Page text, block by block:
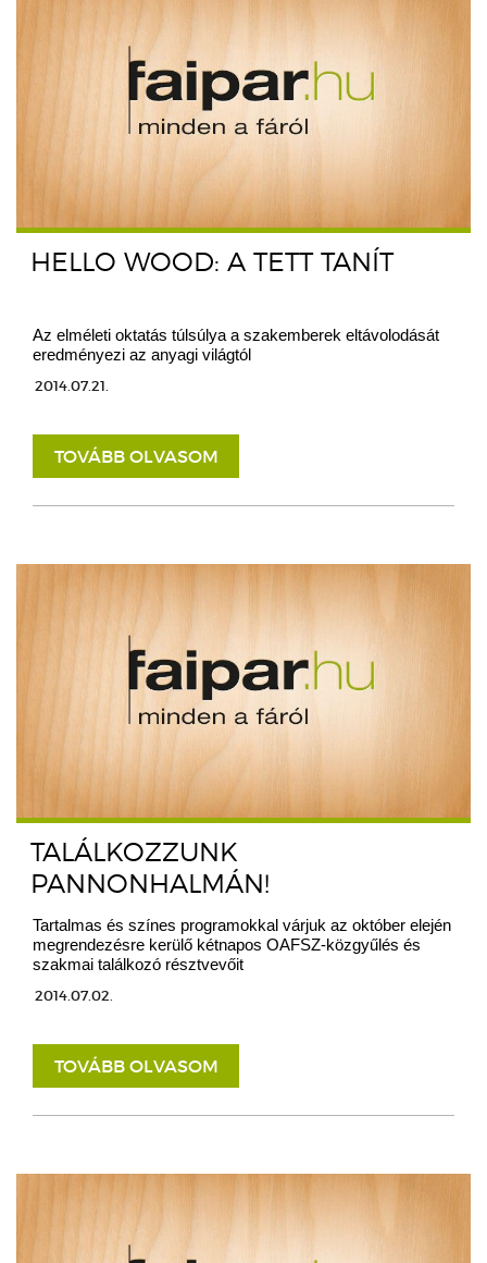
HELLO WOOD: A TETT TANÍT
Az elméleti oktatás túlsúlya a szakemberek eltávolodását
eredményezi az anyagi világtól
2014.07.21.
TOVÁBB OLVASOM
TALÁLKOZZUNK
PANNONHALMÁN!
Tartalmas és színes programokkal várjuk az október elején
megrendezésre kerülő kétnapos OAFSZ-közgyűlés és
szakmai találkozó résztvevőit
2014.07.02.
TOVÁBB OLVASOM